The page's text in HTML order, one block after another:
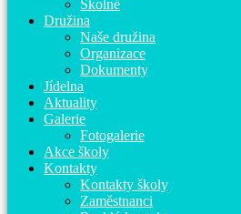
Školné
Družina
Naše družina
Organizace
Dokumenty
Jídelna
Aktuality
Galerie
Fotogalerie
Akce školy
Kontakty
Kontakty školy
Zaměstnanci